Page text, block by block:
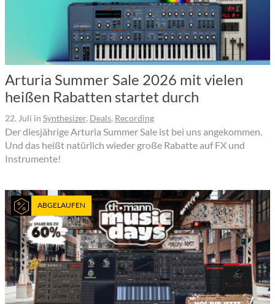
Arturia Summer Sale 2026 mit vielen
heißen Rabatten startet durch
22. Juli in Synthesizer, Deals, Recording
Der diesjährige Arturia Summer Sale ist bei uns angekommen.
Und das heißt natürlich wieder große Rabatte auf FX und
Instrumente!
ABGELAUFEN